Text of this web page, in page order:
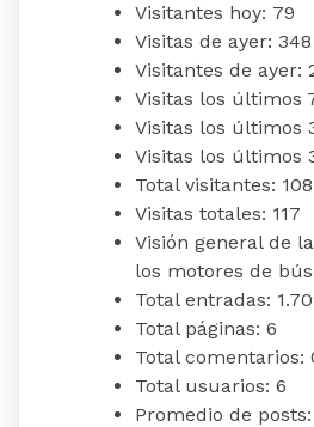
Visitantes hoy: 79
Visitas de ayer: 348
Visitantes de ayer:
Visitas los últimos
Visitas los últimos
Visitas los últimos
Total visitantes:
Visitas totales: 117
Visión general de
los motores de
Total entradas:
Total páginas: 6
Total comentarios:
Total usuarios: 6
Promedio de posts: